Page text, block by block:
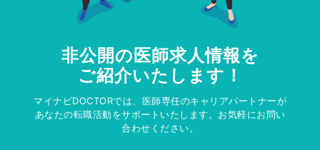
非公開の医師求人情報を
ご紹介いたします！
マイナビDOCTORでは、医師専任のキャリアパートナーが
あなたの転職活動をサポートいたします。お気軽にお問い
合わせください。